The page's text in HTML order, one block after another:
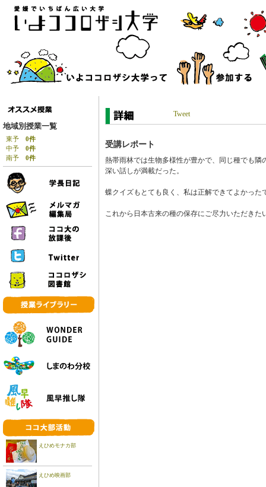
地域別授業一覧
東予 0件
中予 0件
南予 0件
えひめモナカ部
えひめ映画部
Tweet
受講レポート
熱帯雨林では生物多様性が豊かで、同じ種でも
深い話しが満載だった。
蝶クイズもとても良く、私は正解できてよかった
これから日本古来の種の保存にご尽力いただきた